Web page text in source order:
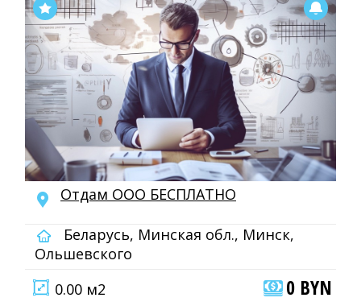
Отдам ООО БЕСПЛАТНО
Беларусь, Минская обл., Минск,
Ольшевского
0.00 м2
0 BYN